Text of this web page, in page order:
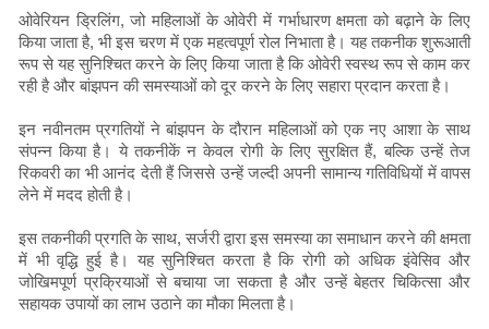
ओवेरियन ड्रिलिंग, जो महिलाओं के ओवेरी में गर्भाधारण क्षमता को बढ़ाने के लिए
किया जाता है, भी इस चरण में एक महत्वपूर्ण रोल निभाता है। यह तकनीक शुरूआती
रूप से यह सुनिश्चित करने के लिए किया जाता है कि ओवेरी स्वस्थ रूप से काम कर
रही है और बांझपन की समस्याओं को दूर करने के लिए सहारा प्रदान करता है।
इन नवीनतम प्रगतियों ने बांझपन के दौरान महिलाओं को एक नए आशा के साथ
संपन्न किया है। ये तकनीकें न केवल रोगी के लिए सुरक्षित हैं, बल्कि उन्हें तेज
रिकवरी का भी आनंद देती हैं जिससे उन्हें जल्दी अपनी सामान्य गतिविधियों में वापस
लेने में मदद होती है।
इस तकनीकी प्रगति के साथ, सर्जरी द्वारा इस समस्या का समाधान करने की क्षमता
में भी वृद्धि हुई है। यह सुनिश्चित करता है कि रोगी को अधिक इंवेसिव और
जोखिमपूर्ण प्रक्रियाओं से बचाया जा सकता है और उन्हें बेहतर चिकित्सा और
सहायक उपायों का लाभ उठाने का मौका मिलता है।